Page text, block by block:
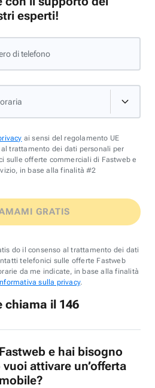
esperti!
di telefono
ai sensi del regolamento UE
trattamento dei dati personali per
sulle offerte commerciali di Fastweb e
in base alla finalità #2
GRATIS
do il consenso al trattamento dei dati
telefonici sulle offerte Fastweb
da me indicate, in base alla finalità
sulla privacy.
chiama il 146
e hai bisogno
vuoi attivare un’offerta
mobile?